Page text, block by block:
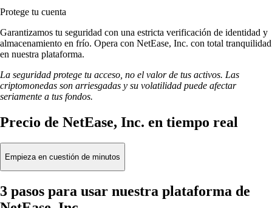
Protege tu cuenta
Garantizamos tu seguridad con una estricta verificación de identidad y
almacenamiento en frío. Opera con NetEase, Inc. con total tranquilidad
en nuestra plataforma.
La seguridad protege tu acceso, no el valor de tus activos. Las
criptomonedas son arriesgadas y su volatilidad puede afectar
seriamente a tus fondos.
Precio de NetEase, Inc. en tiempo real
Empieza en cuestión de minutos
3 pasos para usar nuestra plataforma de